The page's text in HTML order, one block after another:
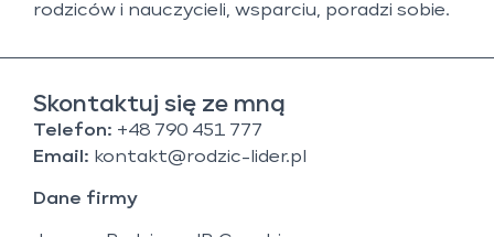
rodziców i nauczycieli, wsparciu, poradzi sobie.
Skontaktuj się ze mną
Telefon: +48 790 451 777
Email: kontakt@rodzic-lider.pl
Dane firmy